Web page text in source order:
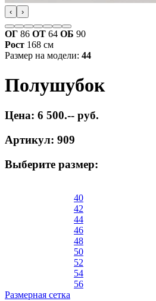
‹ ›
ОГ 86 ОТ 64 ОБ 90
Рост 168 см
Размер на модели: 44
Полушубок
Цена: 6 500.-- руб.
Артикул: 909
Выберите размер:
40
42
44
46
48
50
52
54
56
Размерная сетка